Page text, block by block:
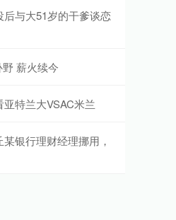
与大51岁的干爹谈恋
薪火续今
特兰大VSAC米兰
银行理财经理挪用，